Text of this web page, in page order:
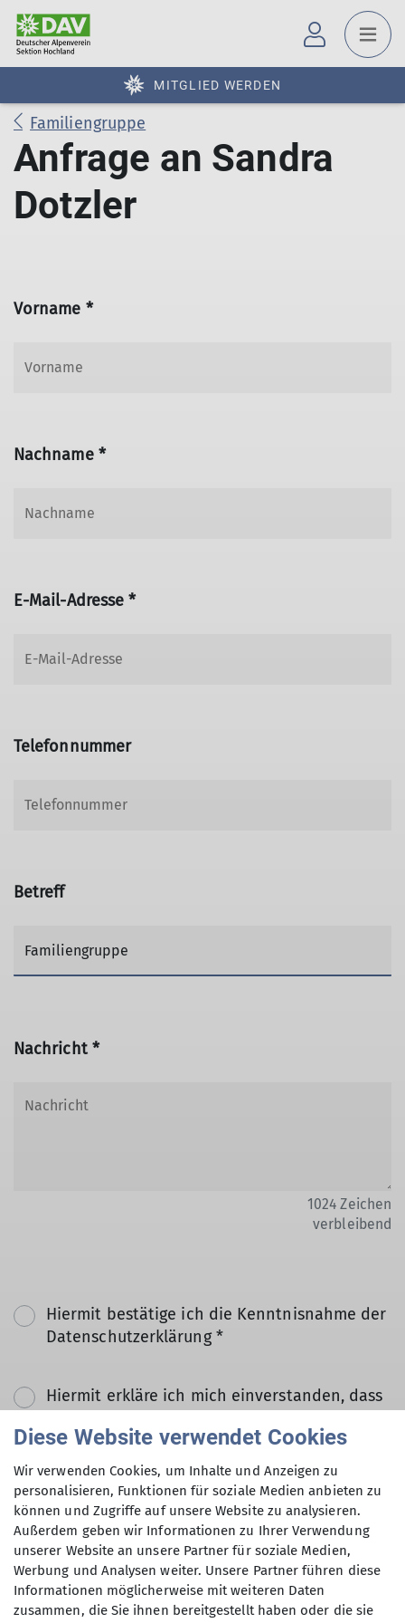
MITGLIED WERDEN
Familiengruppe
Anfrage an Sandra
Dotzler
Vorname *
Nachname *
E-Mail-Adresse *
Telefonnummer
Betreff
Nachricht *
1024 Zeichen
verbleibend
Hiermit bestätige ich die Kenntnisnahme der
Datenschutzerklärung *
Hiermit erkläre ich mich einverstanden, dass
Daten elektronisch gesichert und zum Zweck
der Kontaktaufnahme verarbeitet und
genutzt werden. Mir ist bekannt, dass ich
meine Einwilligung jederzeit wiederrufen
kann. *
Mit (*) markierte Felder
sind Pflichtfelder
Absenden
Diese Website verwendet Cookies
Wir verwenden Cookies, um Inhalte und Anzeigen zu
personalisieren, Funktionen für soziale Medien anbieten zu
können und Zugriffe auf unsere Website zu analysieren.
Außerdem geben wir Informationen zu Ihrer Verwendung
unserer Website an unsere Partner für soziale Medien,
Werbung und Analysen weiter. Unsere Partner führen diese
Informationen möglicherweise mit weiteren Daten
zusammen, die Sie ihnen bereitgestellt haben oder die sie